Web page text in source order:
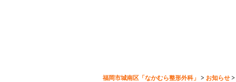
福岡市城南区「なかむら整形外科」 > お知らせ >